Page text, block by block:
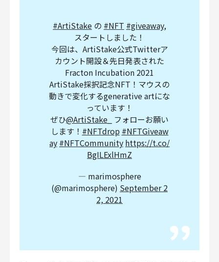
#ArtiStake の #NFT #giveaway,
スタートしました！
今回は、ArtiStake公式Twitterア
カウント開設＆先日発表された
Fracton Incubation 2021
ArtiStake採択記念NFT！マウスの
動きで変化するgenerative artにな
っています！
ぜひ@ArtiStake_
フォローお願い
します！ #NFTdrop #NFTGiveaw
ay #NFTCommunity https://t.co/
BgILExlHmZ
— marimosphere
(@marimosphere) September 2
2, 2021